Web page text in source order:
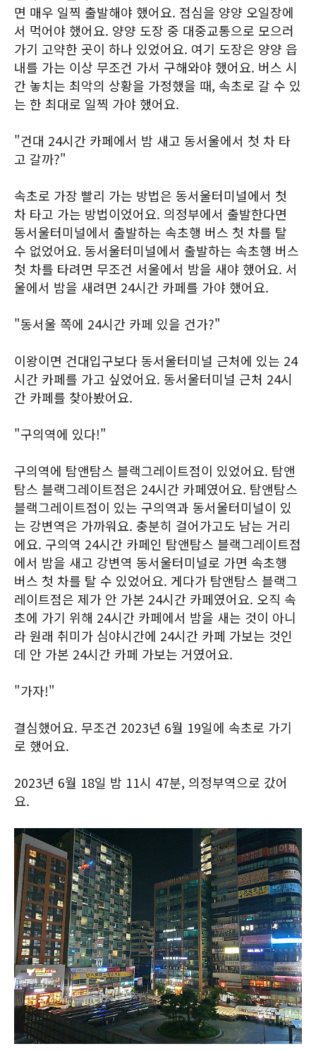
면 매우 일찍 출발해야 했어요. 점심을 양양 오일장에
서 먹어야 했어요. 양양 도장 중 대중교통으로 모으러
가기 고약한 곳이 하나 있었어요. 여기 도장은 양양 읍
내를 가는 이상 무조건 가서 구해와야 했어요. 버스 시
간 놓치는 최악의 상황을 가정했을 때, 속초로 갈 수 있
는 한 최대로 일찍 가야 했어요.
"건대 24시간 카페에서 밤 새고 동서울에서 첫 차 타
고 갈까?"
속초로 가장 빨리 가는 방법은 동서울터미널에서 첫
차 타고 가는 방법이었어요. 의정부에서 출발한다면
동서울터미널에서 출발하는 속초행 버스 첫 차를 탈
수 없었어요. 동서울터미널에서 출발하는 속초행 버스
첫 차를 타려면 무조건 서울에서 밤을 새야 했어요. 서
울에서 밤을 새려면 24시간 카페를 가야 했어요.
"동서울 쪽에 24시간 카페 있을 건가?"
이왕이면 건대입구보다 동서울터미널 근처에 있는 24
시간 카페를 가고 싶었어요. 동서울터미널 근처 24시
간 카페를 찾아봤어요.
"구의역에 있다!"
구의역에 탐앤탐스 블랙그레이트점이 있었어요. 탐앤
탐스 블랙그레이트점은 24시간 카페였어요. 탐앤탐스
블랙그레이트점이 있는 구의역과 동서울터미널이 있
는 강변역은 가까워요. 충분히 걸어가고도 남는 거리
에요. 구의역 24시간 카페인 탐앤탐스 블랙그레이트점
에서 밤을 새고 강변역 동서울터미널로 가면 속초행
버스 첫 차를 탈 수 있었어요. 게다가 탐앤탐스 블랙그
레이트점은 제가 안 가본 24시간 카페였어요. 오직 속
초에 가기 위해 24시간 카페에서 밤을 새는 것이 아니
라 원래 취미가 심야시간에 24시간 카페 가보는 것인
데 안 가본 24시간 카페 가보는 거였어요.
"가자!"
결심했어요. 무조건 2023년 6월 19일에 속초로 가기
로 했어요.
2023년 6월 18일 밤 11시 47분, 의정부역으로 갔어
요.